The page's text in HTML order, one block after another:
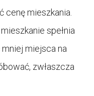
mieszkania.
spełnia
miejsca na
zwłaszcza